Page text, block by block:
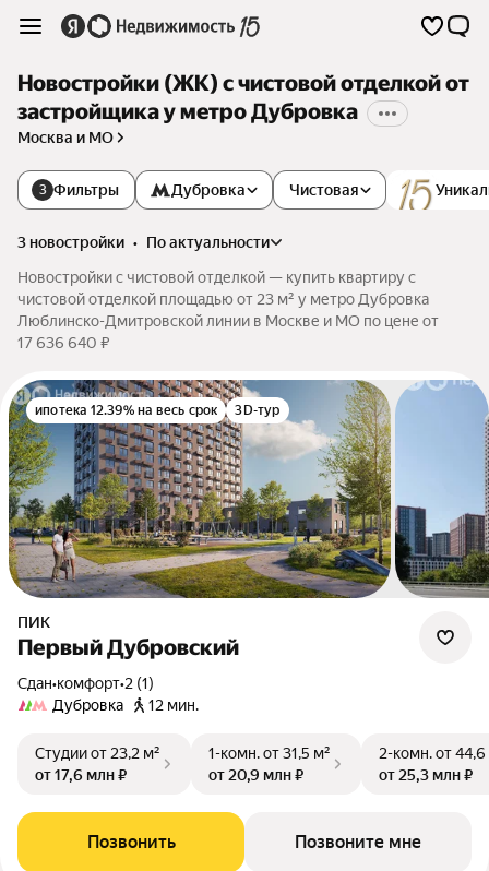
Новостройки (ЖК) с чистовой отделкой от
застройщика у метро Дубровка
Москва и МО
3 Фильтры Дубровка Чистовая
3 новостройки •
по актуальности
Новостройки с чистовой отделкой — купить квартиру с
чистовой отделкой площадью от 23 м² у метро Дубровка
Люблинско-Дмитровской линии в Москве и МО по цене от
17 636 640 ₽
ипотека 12.39% на весь срок 3D-тур
ПИК
Первый Дубровский
Сдан•комфорт•2 (1)
Дубровка
12 мин.
Студииот 23,2 м²
от 17,6 млн ₽
1-комн.от 31,5 м²
от 20,9 млн ₽
2-комн.от 44,6
от 25,3 млн ₽
Позвонить Позвоните мне